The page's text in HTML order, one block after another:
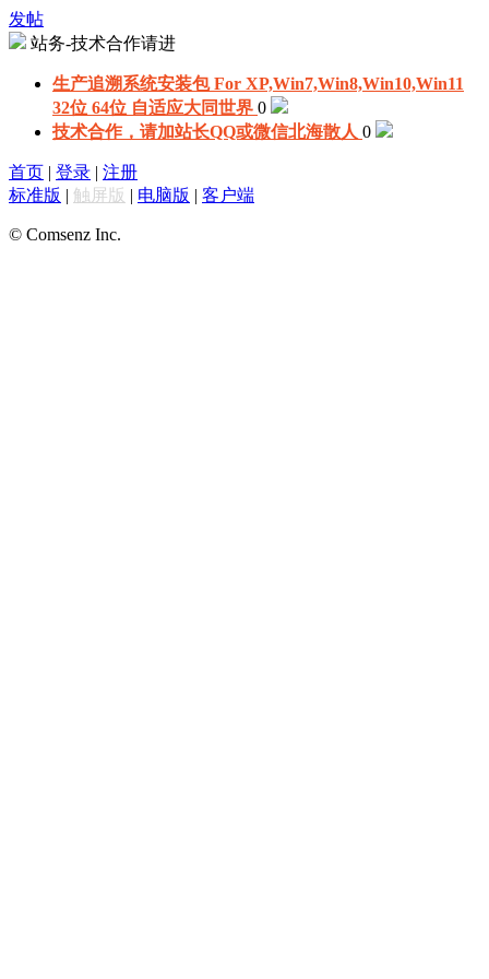
发帖
站务-技术合作请进
生产追溯系统安装包 For XP,Win7,Win8,Win10,Win11
32位 64位 自适应大同世界 0
技术合作，请加站长QQ或微信北海散人 0
首页 | 登录 | 注册
标准版 | 触屏版 | 电脑版 | 客户端
© Comsenz Inc.